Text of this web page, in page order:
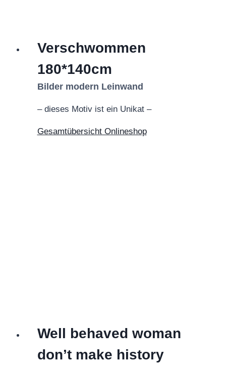
Verschwommen
180*140cm
Bilder modern Leinwand
– dieses Motiv ist ein Unikat –
Gesamtübersicht Onlineshop
Well behaved woman
don’t make history